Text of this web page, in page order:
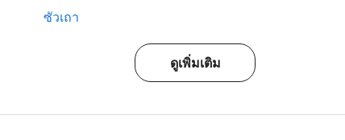
ซัวเถา
ดูเพิ่มเติม